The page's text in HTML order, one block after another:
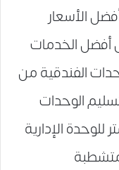
الأسعار
أفضل الخدمات
الفندقية من
تسليم الوحدات
الإدارية
متشطبة